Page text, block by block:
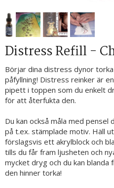
Distress Refill -
Börjar dina distress dynor
påfyllning! Distress reinker är
pipett i toppen som du enkelt
för att återfukta den.
Du kan också måla med
på t.ex. stämplade motiv. Häll
förslagsvis ett akrylblock och
tills du får fram ljusheten och
mycket dryg och du kan blanda
den hinner torka!